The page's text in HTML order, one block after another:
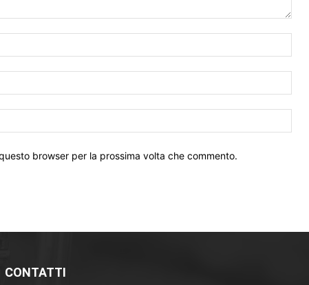
Web:
browser per la prossima volta che commento.
CONTATTI